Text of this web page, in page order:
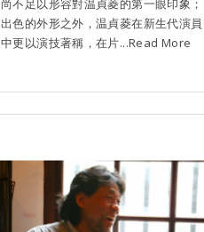
出色的外形之外，温貞菱在新生代演員
中更以演技著稱，在片...Read More